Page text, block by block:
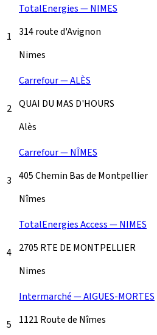
1
TotalEnergies — NIMES
314 route d'Avignon
Nimes
2
Carrefour — ALÈS
QUAI DU MAS D'HOURS
Alès
3
Carrefour — NÎMES
405 Chemin Bas de Montpellier
Nîmes
4
TotalEnergies Access — NIMES
2705 RTE DE MONTPELLIER
Nimes
5
Intermarché — AIGUES-MORTES
1121 Route de Nîmes